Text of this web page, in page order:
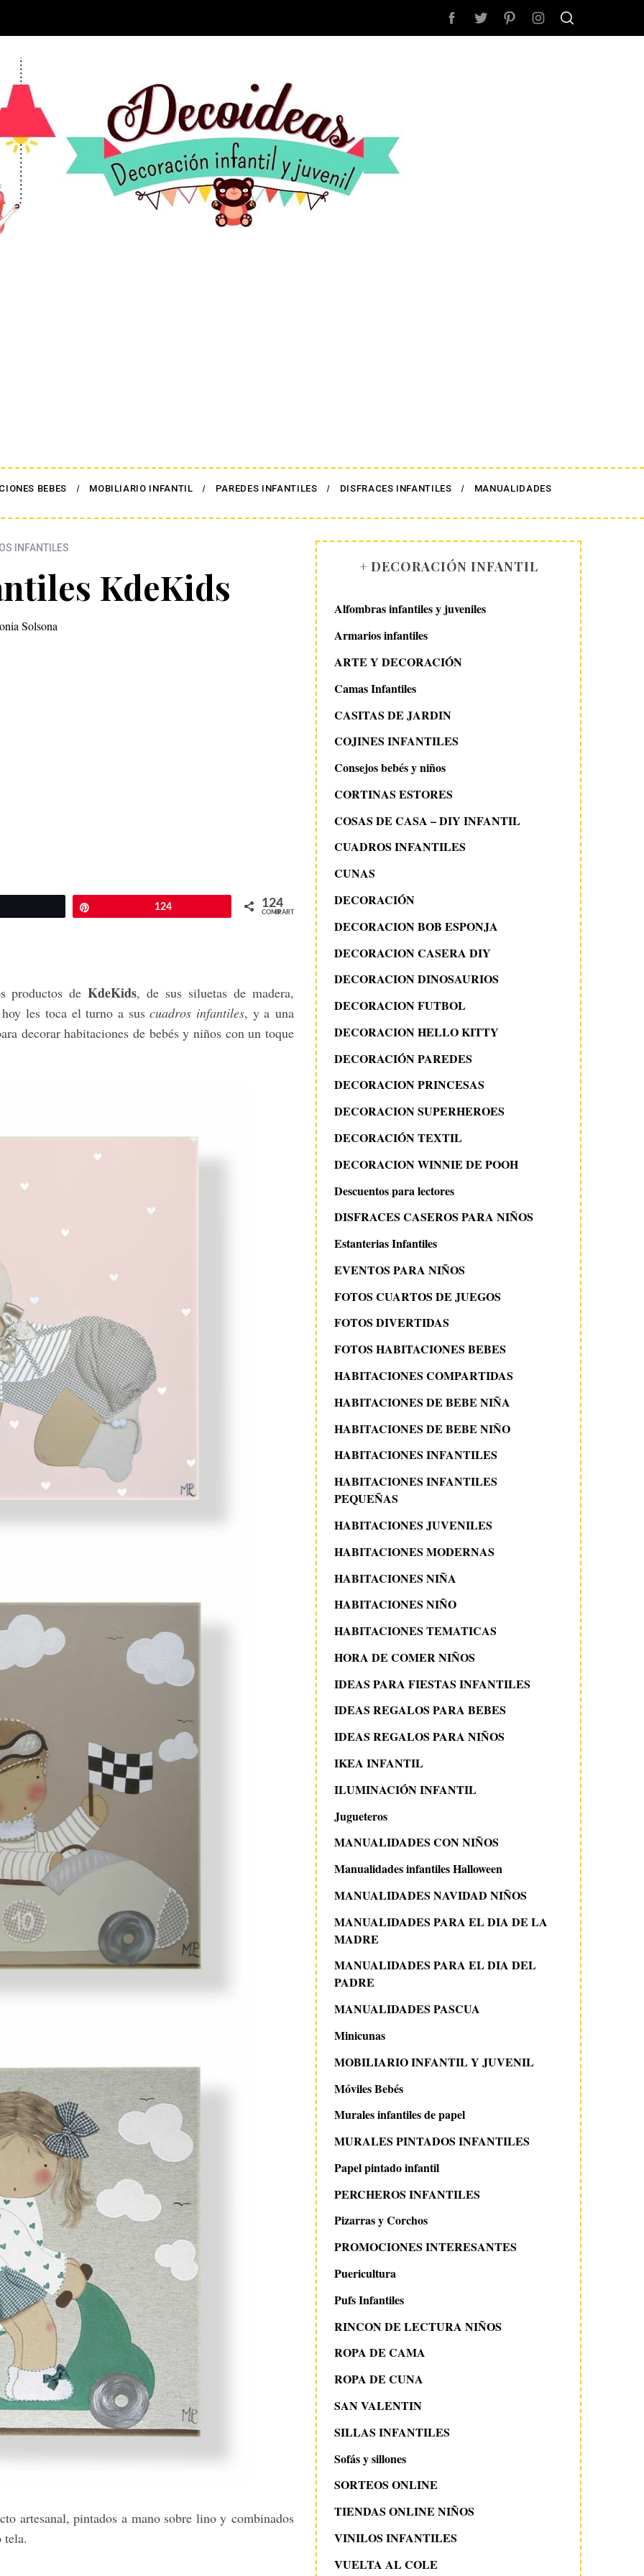
BEBES MOBILIARIO INFANTIL PAREDES INFANTILES DISFRACES INFANTILES MANUALIDADES
INFANTILES
KdeKids
Solsona
124 124
COMPARTIR
productos deKdeKids, de sus siluetas de madera,
hoy les toca el turno a suscuadros infantiles, y a una
decorar habitaciones de bebés y niños con un toque
artesanal, pintados a mano sobre lino y combinados
tela.
+ DECORACIÓN INFANTIL
Alfombras infantiles y juveniles
Armarios infantiles
ARTE Y DECORACIÓN
Camas Infantiles
CASITAS DE JARDIN
COJINES INFANTILES
Consejos bebés y niños
CORTINAS ESTORES
COSAS DE CASA – DIY INFANTIL
CUADROS INFANTILES
CUNAS
DECORACIÓN
DECORACION BOB ESPONJA
DECORACION CASERA DIY
DECORACION DINOSAURIOS
DECORACION FUTBOL
DECORACION HELLO KITTY
DECORACIÓN PAREDES
DECORACION PRINCESAS
DECORACION SUPERHEROES
DECORACIÓN TEXTIL
DECORACION WINNIE DE POOH
Descuentos para lectores
DISFRACES CASEROS PARA NIÑOS
Estanterias Infantiles
EVENTOS PARA NIÑOS
FOTOS CUARTOS DE JUEGOS
FOTOS DIVERTIDAS
FOTOS HABITACIONES BEBES
HABITACIONES COMPARTIDAS
HABITACIONES DE BEBE NIÑA
HABITACIONES DE BEBE NIÑO
HABITACIONES INFANTILES
HABITACIONES INFANTILES
PEQUEÑAS
HABITACIONES JUVENILES
HABITACIONES MODERNAS
HABITACIONES NIÑA
HABITACIONES NIÑO
HABITACIONES TEMATICAS
HORA DE COMER NIÑOS
IDEAS PARA FIESTAS INFANTILES
IDEAS REGALOS PARA BEBES
IDEAS REGALOS PARA NIÑOS
IKEA INFANTIL
ILUMINACIÓN INFANTIL
Jugueteros
MANUALIDADES CON NIÑOS
Manualidades infantiles Halloween
MANUALIDADES NAVIDAD NIÑOS
MANUALIDADES PARA EL DIA DE LA
MADRE
MANUALIDADES PARA EL DIA DEL
PADRE
MANUALIDADES PASCUA
Minicunas
MOBILIARIO INFANTIL Y JUVENIL
Móviles Bebés
Murales infantiles de papel
MURALES PINTADOS INFANTILES
Papel pintado infantil
PERCHEROS INFANTILES
Pizarras y Corchos
PROMOCIONES INTERESANTES
Puericultura
Pufs Infantiles
RINCON DE LECTURA NIÑOS
ROPA DE CAMA
ROPA DE CUNA
SAN VALENTIN
SILLAS INFANTILES
Sofás y sillones
SORTEOS ONLINE
TIENDAS ONLINE NIÑOS
VINILOS INFANTILES
VUELTA AL COLE